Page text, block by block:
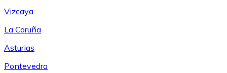
Vizcaya
La Coruña
Asturias
Pontevedra